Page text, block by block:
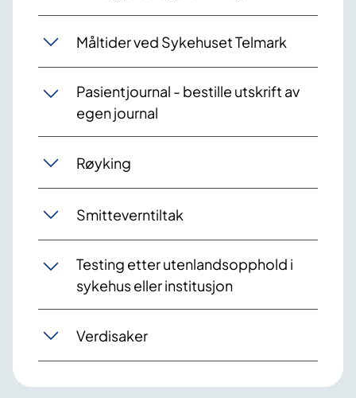
Måltider ved Sykehuset Telmark
Pasientjournal - bestille utskrift av
egen journal
Røyking
Smitteverntiltak
Testing etter utenlandsopphold i
sykehus eller institusjon
Verdisaker